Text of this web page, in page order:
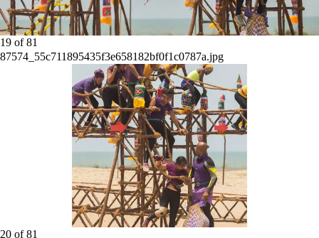
19 of81
87574_55c711895435f3e658182bf0f1c0787a.jpg
20 of81